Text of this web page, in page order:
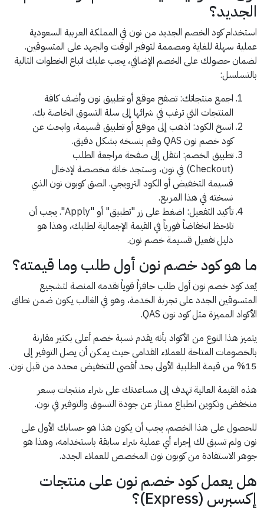
الجديد؟
استخدام كود الخصم الجديد من نون في المملكة العربية السعودية
عملية سهلة للغاية ومصممة لتوفير الوقت والجهد على المتسوقين.
لضمان حصولك على الخصم الإضافي، يجب عليك اتباع الخطوات التالية
بالتسلسل:
اجمع منتجاتك: تصفح موقع أو تطبيق نون وأضف كافة
المنتجات التي ترغب في شرائها إلى سلة التسوق الخاصة بك.
انسخ الكود: اذهب إلى موقع أو تطبيق قسيمة، وابحث عن
كود خصم نون QAS وقم بنسخه بشكل دقيق.
تطبيق الخصم: انتقل إلى صفحة مراجعة الطلب
(Checkout) في نون، وستجد خانة مخصصة لإدخال
قسيمة التخفيض أو الكود الترويجي. الصق كوبون نون الذي
نسخته في هذا المربع.
تأكيد التفعيل: اضغط على زر "تطبيق" أو "Apply". يجب أن
تلاحظ انخفاضاً فورياً في القيمة الإجمالية لطلبك، وهذا هو
دليل تفعيل قسيمة خصم نون.
ما هو كود خصم نون أول طلب وما قيمته؟
يُعد كود خصم نون أول طلب حافزاً قوياً تقدمه المنصة لتشجيع
المتسوقين الجدد على تجربة الخدمة، وهو في الغالب يكون ضمن نطاق
الأكواد المميزة مثل كود نون QAS.
يتميز هذا النوع من الأكواد بأنه يقدم نسبة خصم أعلى بكثير مقارنة
بالخصومات المتاحة للعملاء القدامى حيث يمكن أن يصل التوفير إلى
15% من قيمة الطلبية الأولى بحد أقصى للتخفيض محدد من قبل نون.
هذه القيمة العالية تهدف إلى مساعدتك على شراء منتجات بسعر
منخفض وتكوين انطباع ممتاز عن جودة التسوق والتوفير في نون.
للحصول على هذا الخصم، يجب أن يكون هذا هو حسابك الأول على
نون ولم تسبق لك إجراء أي عملية شراء سابقة باستخدامه، وهذا هو
جوهر الاستفادة من كوبون نون المخصص للعملاء الجدد.
هل يعمل كود خصم نون على منتجات
إكسبرس (Express)؟